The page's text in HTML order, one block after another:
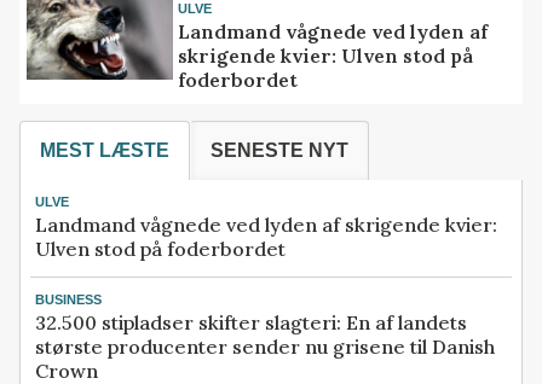
ULVE
Landmand vågnede ved lyden af
skrigende kvier: Ulven stod på
foderbordet
MEST LÆSTE SENESTE NYT
ULVE
Landmand vågnede ved lyden af skrigende kvier:
Ulven stod på foderbordet
BUSINESS
32.500 stipladser skifter slagteri: En af landets
største producenter sender nu grisene til Danish
Crown